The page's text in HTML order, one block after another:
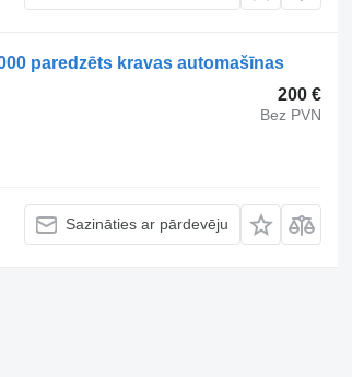
paredzēts kravas automašīnas
200 €
Bez PVN
Sazināties ar pārdevēju